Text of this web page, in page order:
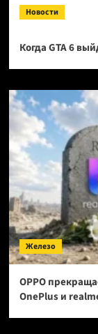
Новости
Когда GTA 6
Железо
OPPO
OnePlus и